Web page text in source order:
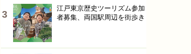
江戸東京歴史ツーリズム参加
者募集、両国駅周辺を街歩き